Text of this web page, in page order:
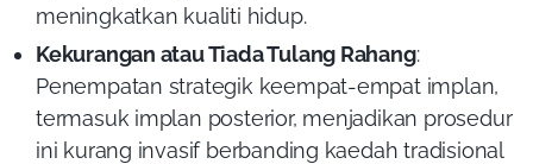
meningkatkan kualiti hidup.
Kekurangan atau Tiada Tulang Rahang:
Penempatan strategik keempat-empat implan,
termasuk implan posterior, menjadikan prosedur
ini kurang invasif berbanding kaedah tradisional